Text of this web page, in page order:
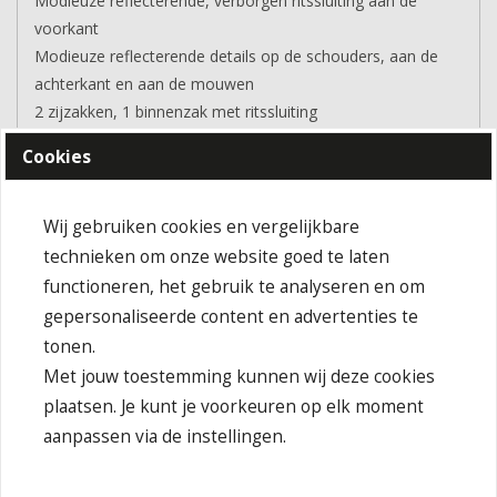
voorkant
Modieuze reflecterende details op de schouders, aan de
achterkant en aan de mouwen
2 zijzakken, 1 binnenzak met ritssluiting
Mouwzakje met reflecterende rits
JN1121: getailleerd
Softshell
Ademend-Waterdoorlatend
Waterkolom 1.500mm
Waterkolom 2.000mm
Waterkolom 3.000mm
Wind en waterafstotend
Reflex
Cookies
Wij gebruiken cookies en vergelijkbare
technieken om onze website goed te laten
functioneren, het gebruik te analyseren en om
gepersonaliseerde content en advertenties te
tonen.
Met jouw toestemming kunnen wij deze cookies
plaatsen. Je kunt je voorkeuren op elk moment
aanpassen via de instellingen.